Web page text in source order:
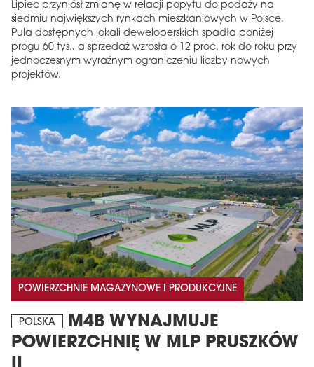
Lipiec przyniósł zmianę w relacji popytu do podaży na
siedmiu największych rynkach mieszkaniowych w Polsce.
Pula dostępnych lokali deweloperskich spadła poniżej
progu 60 tys., a sprzedaż wzrosła o 12 proc. rok do roku przy
jednoczesnym wyraźnym ograniczeniu liczby nowych
projektów.
POWIERZCHNIE MAGAZYNOWE I PRODUKCYJNE
POLSKA
M4B WYNAJMUJE
POWIERZCHNIĘ W MLP PRUSZKÓW
Zamów teraz!